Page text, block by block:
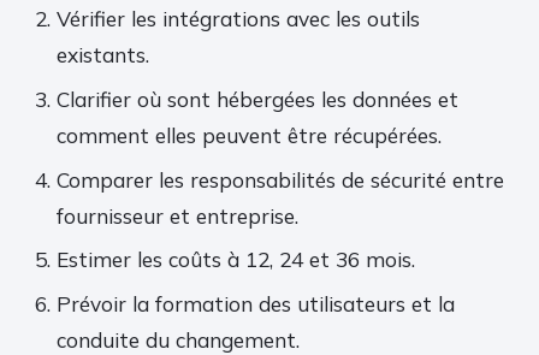
Vérifier les intégrations avec les outils
existants.
Clarifier où sont hébergées les données et
comment elles peuvent être récupérées.
Comparer les responsabilités de sécurité entre
fournisseur et entreprise.
Estimer les coûts à 12, 24 et 36 mois.
Prévoir la formation des utilisateurs et la
conduite du changement.